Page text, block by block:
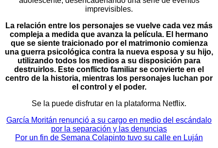
imprevisibles.
La relación entre los personajes se vuelve cada vez más
compleja a medida que avanza la película. El hermano
que se siente traicionado por el matrimonio comienza
una guerra psicológica contra la nueva esposa y su hijo,
utilizando todos los medios a su disposición para
destruirlos. Este conflicto familiar se convierte en el
centro de la historia, mientras los personajes luchan por
el control y el poder.
Se la puede disfrutar en la plataforma Netflix.
Navegación
de
García Moritán renunció a su cargo en medio del escándalo
por la separación y las denuncias
Por un fin de Semana Colapinto tuvo su calle en Luján